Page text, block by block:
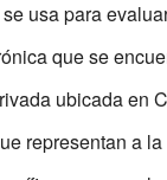
usa para
que se
ubicada en
representan a